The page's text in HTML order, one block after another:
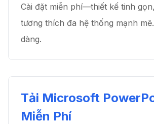
Cài đặt miễn phí—thiết kế tinh
tương thích đa hệ thống mạnh
dàng.
Tải Microsoft
Miễn Phí